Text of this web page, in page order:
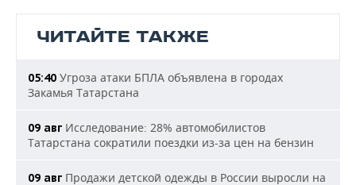
ЧИТАЙТЕ ТАКЖЕ
05:40 Угроза атаки БПЛА объявлена в городах
Закамья Татарстана
09 авг Исследование: 28% автомобилистов
Татарстана сократили поездки из-за цен на бензин
09 авг Продажи детской одежды в России выросли на